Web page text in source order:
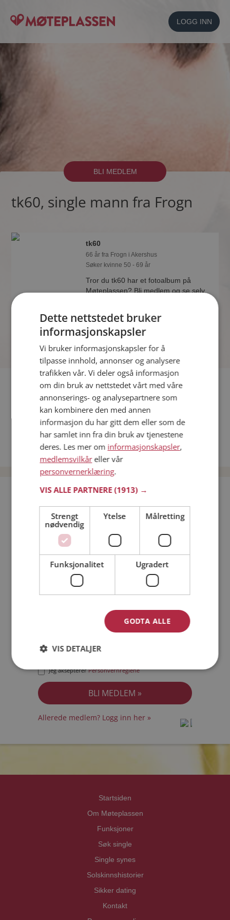
LOGG INN
BLI MEDLEM
tk60, single mann fra Frogn
tk60
66 år fra Frogn i Akershus
Søker kvinne 50 - 69 år
Tror du tk60 har et fotoalbum på
Møteplassen? Bli medlem og se selv.
Fler single
Flere singlemenn fra Frogn: reverud,fredvd
Kvinner fra Frogn
Date kvinner i Norge
Date menn i Norge
Bli medlem gratis!
Jeg er en:
Jeg akseptererPersonvernreglene
Allerede medlem? Logg inn her »
Startsiden
Om Møteplassen
Funksjoner
Søk single
Single synes
Solskinnshistorier
Sikker dating
Kontakt
Dette nettstedet bruker
informasjonskapsler
Vi bruker informasjonskapsler for å
tilpasse innhold, annonser og analysere
trafikken vår. Vi deler også informasjon
om din bruk av nettstedet vårt med våre
annonserings- og analysepartnere som
kan kombinere den med annen
informasjon du har gitt dem eller som de
har samlet inn fra din bruk av tjenestene
deres. Les mer om informasjonskapsler,
medlemsvilkåreller vår
personvernerklæring.
VIS ALLE PARTNERE(1913) →
Strengt
nødvendig
Ytelse Målretting
Funksjonalitet Ugradert
GODTA ALLE
VIS DETALJER